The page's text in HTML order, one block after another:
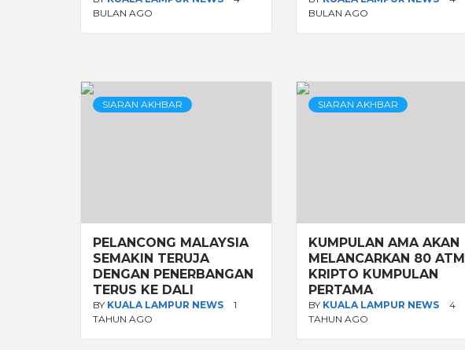
BULAN AGO
BULAN AGO
SIARAN AKHBAR
PELANCONG MALAYSIA
SEMAKIN TERUJA
DENGAN PENERBANGAN
TERUS KE DALI
BY KUALA LAMPUR NEWS
1
TAHUN AGO
SIARAN AKHBAR
KUMPULAN AMA AKAN
MELANCARKAN 80 ATM
KRIPTO KUMPULAN
PERTAMA
BY KUALA LAMPUR NEWS
4
TAHUN AGO